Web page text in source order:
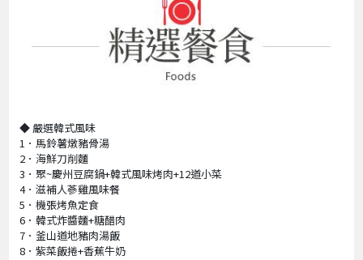
◆ 嚴選韓式風味
1．馬鈴薯燉豬骨湯
2．海鮮刀削麵
3．聚~慶州豆腐鍋+韓式風味烤肉+12道小菜
4．滋補人蔘雞風味餐
5．機張烤魚定食
6．韓式炸醬麵+糖醋肉
7．釜山道地豬肉湯飯
8．紫菜飯捲+香蕉牛奶